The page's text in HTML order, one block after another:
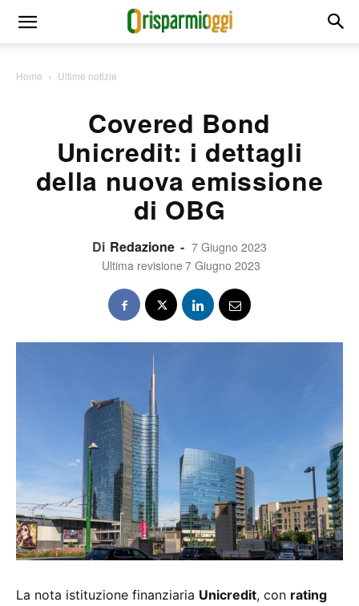
Home Ultime notizie
Covered Bond
Unicredit: i dettagli
della nuova emissione
di OBG
Di Redazione - 7 Giugno 2023
Ultima revisione 7 Giugno 2023
La nota istituzione finanziaria Unicredit, con rating